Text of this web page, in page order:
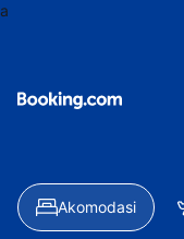
a
Akomodasi